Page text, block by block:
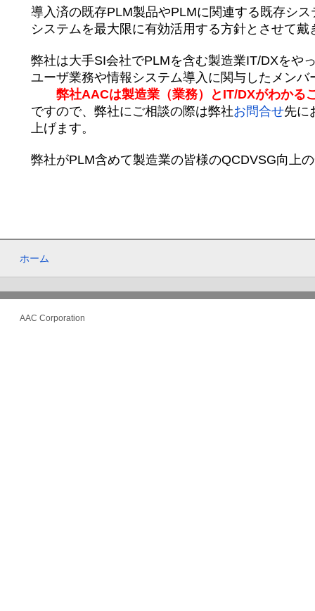
導入済の既存PLM製品やPLMに関連する既存シス
システムを最大限に有効活用する方針とさせて戴
弊社は大手SI会社でPLMを含む製造業IT/DXをや
ユーザ業務や情報システム導入に関与したメンバ
弊社AACは製造業（業務）とIT/DXがわかる
ですので、弊社にご相談の際は弊社お問合せ先に
上げます。
弊社がPLM含めて製造業の皆様のQCDVSG向上の
ホーム
AAC Corporation